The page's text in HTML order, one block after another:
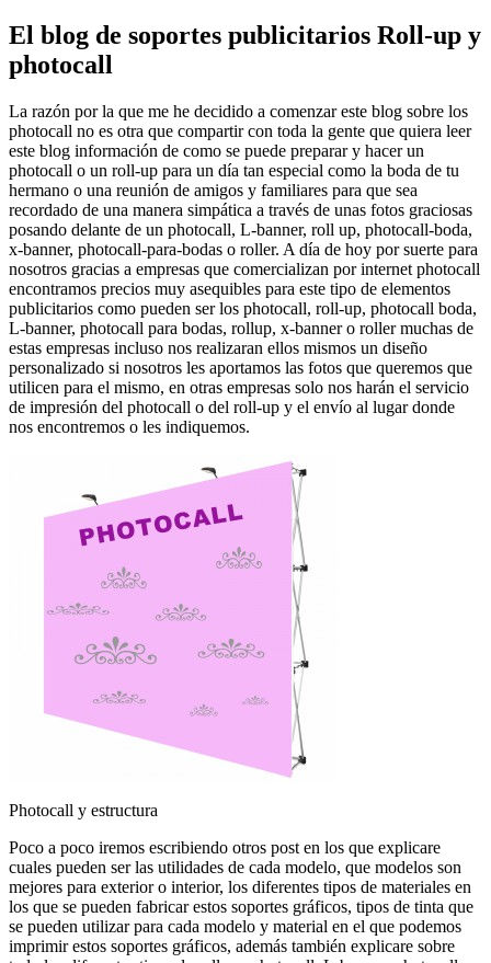
El blog de soportes publicitarios Roll-up y
photocall
La razón por la que me he decidido a comenzar este blog sobre los
photocall no es otra que compartir con toda la gente que quiera leer
este blog información de como se puede preparar y hacer un
photocall o un roll-up para un día tan especial como la boda de tu
hermano o una reunión de amigos y familiares para que sea
recordado de una manera simpática a través de unas fotos graciosas
posando delante de un photocall, L-banner, roll up, photocall-boda,
x-banner, photocall-para-bodas o roller. A día de hoy por suerte para
nosotros gracias a empresas que comercializan por internet photocall
encontramos precios muy asequibles para este tipo de elementos
publicitarios como pueden ser los photocall, roll-up, photocall boda,
L-banner, photocall para bodas, rollup, x-banner o roller muchas de
estas empresas incluso nos realizaran ellos mismos un diseño
personalizado si nosotros les aportamos las fotos que queremos que
utilicen para el mismo, en otras empresas solo nos harán el servicio
de impresión del photocall o del roll-up y el envío al lugar donde
nos encontremos o les indiquemos.
Photocall y estructura
Poco a poco iremos escribiendo otros post en los que explicare
cuales pueden ser las utilidades de cada modelo, que modelos son
mejores para exterior o interior, los diferentes tipos de materiales en
los que se pueden fabricar estos soportes gráficos, tipos de tinta que
se pueden utilizar para cada modelo y material en el que podemos
imprimir estos soportes gráficos, además también explicare sobre